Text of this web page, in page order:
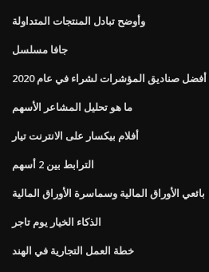
وأوضح تبادل المنتجات المتداولة
جافا مسلسل
أفضل صناديق المؤشرات لشراء في عام 2020
ما هو تحليل المشاعر الأسهم
أفلام بيكسار على الانترنت تيار
الترابط بين 2 أسهم
بائعي الأوراق المالية وسماسرة الأوراق المالية
الذكاء الخيار يوم تاجر
خطة العمل التجارية في الهند